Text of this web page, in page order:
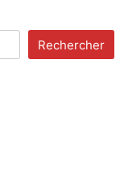
Rechercher